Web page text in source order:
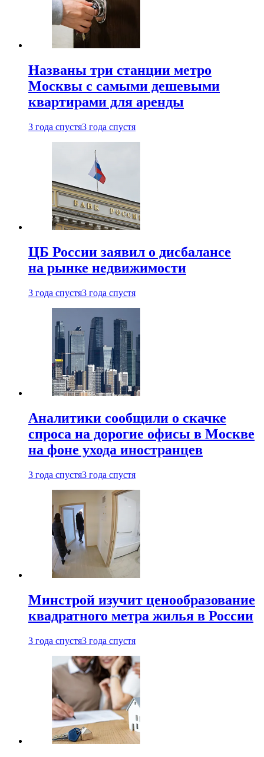
Названы три станции метро
Москвы с самыми дешевыми
квартирами для аренды
3 года спустя3 года спустя
ЦБ России заявил о дисбалансе
на рынке недвижимости
3 года спустя3 года спустя
Аналитики сообщили о скачке
спроса на дорогие офисы в Москве
на фоне ухода иностранцев
3 года спустя3 года спустя
Минстрой изучит ценообразование
квадратного метра жилья в России
3 года спустя3 года спустя